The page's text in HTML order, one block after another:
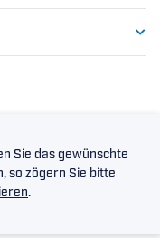
Sie das gewünschte
so zögern Sie bitte
.